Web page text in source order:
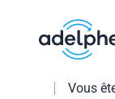
Vous